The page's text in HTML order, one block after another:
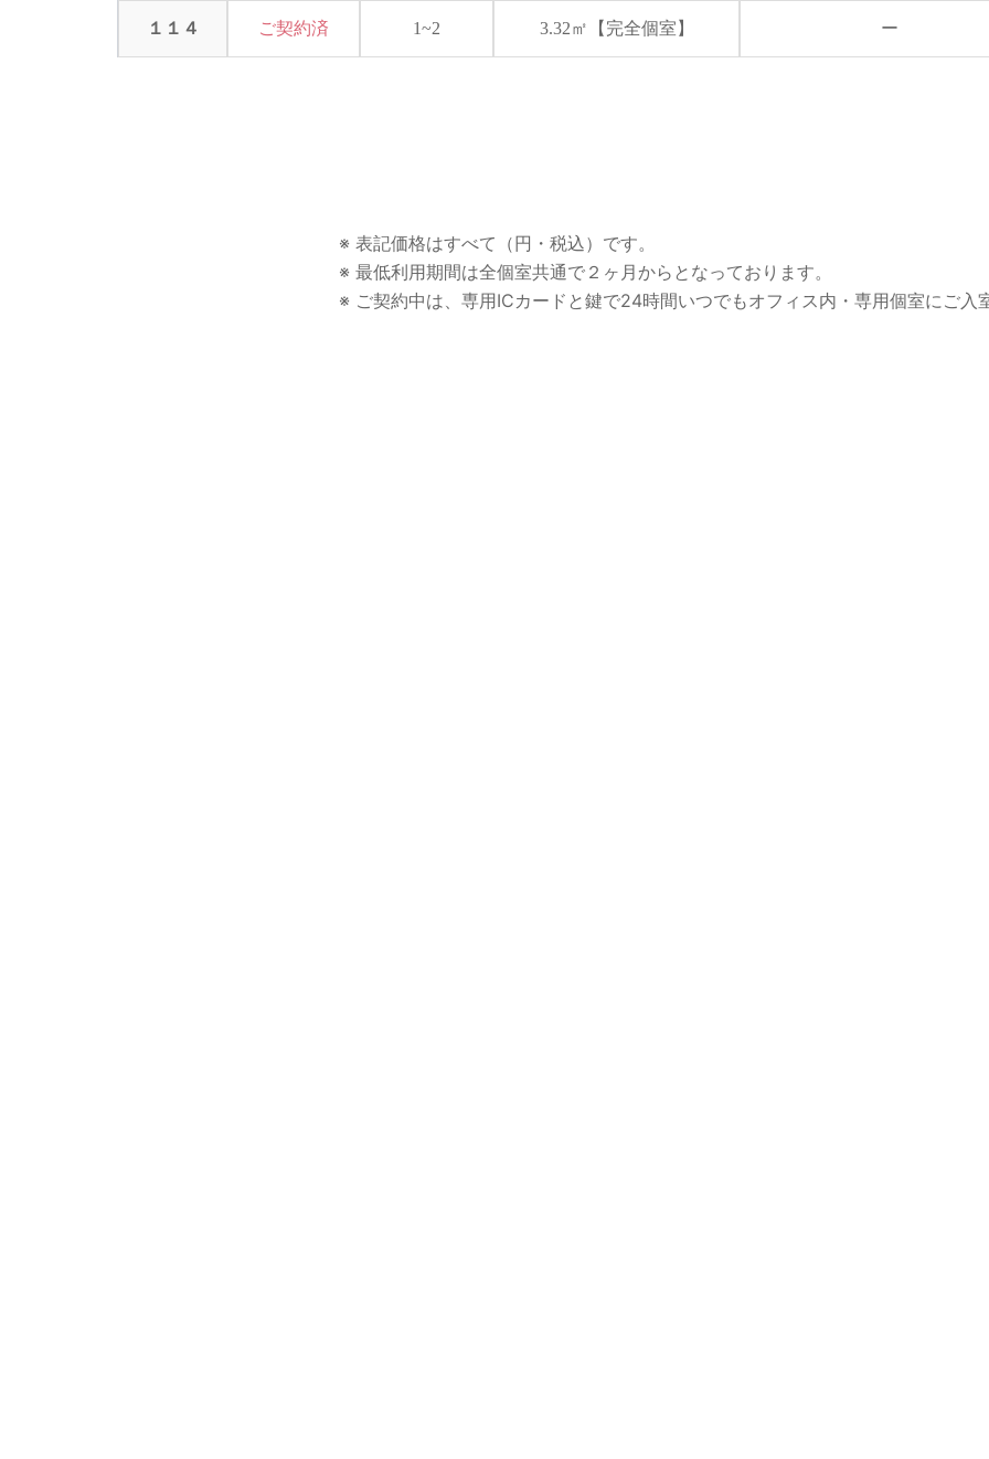
１１４ ご契約済 1~2 3.32㎡【完全個室】 ー
※ 表記価格はすべて（円・税込）です。
※ 最低利用期間は全個室共通で２ヶ月からとなっております。
※ ご契約中は、専用ICカードと鍵で24時間いつでもオフィス内・専用個室にご入